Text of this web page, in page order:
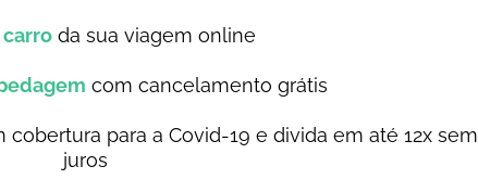
da sua viagem online
com cancelamento grátis
cobertura para a Covid-19 e divida em até 12x sem
juros